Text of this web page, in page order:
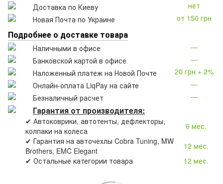
Доставка по Киеву
нет
Новая Почта по Украине
от 150 грн
Подробнее о доставке товара
Наличными в офисе
—
Банковской картой в офисе
—
Наложенный платеж на Новой Почте
20 грн + 2%
Онлайн-оплата LiqPay на сайте
—
Безналичный расчет
—
Гарантия от производителя:
✔ Автоковрики, автотенты, дефлекторы,
колпаки на колеса
6 мес.
✔ Гарантия на авточехлы Cobra Tuning, MW
Brothers, EMC Elegant
12 мес.
✔ Остальные категории товара
12 мес.